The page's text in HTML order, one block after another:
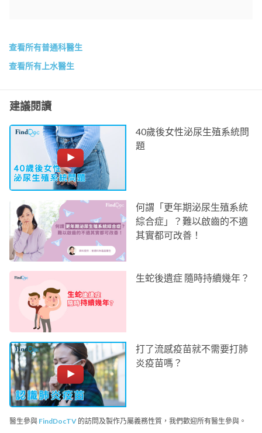
查看所有普通科醫生
查看所有上水醫生
建議閱讀
40歲後女性泌尿生殖系統問
題
何謂「更年期泌尿生殖系統
綜合症」？難以啟齒的不適
其實都可改善！
生蛇後遺症 隨時持續幾年？
打了流感疫苗就不需要打肺
炎疫苗嗎？
醫生參與 FindDocTV 的訪問及製作乃屬義務性質，我們歡迎所有醫生參與。